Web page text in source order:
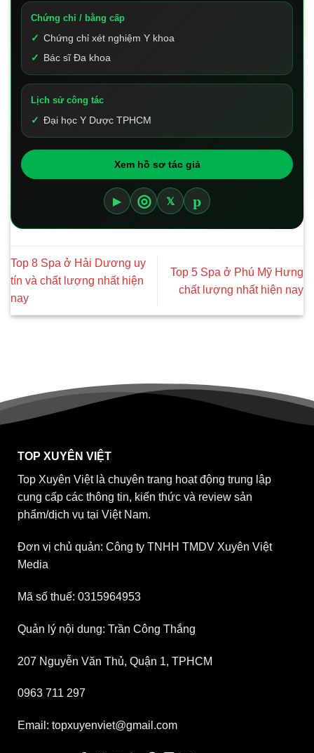
Chứng chỉ / bằng cấp
Chứng chỉ xét nghiệm Y khoa
Bác sĩ Đa khoa
Lịch sử công tác
Đại học Y Dược TPHCM
Xem hồ sơ tác giả
▶ ◎ 𝕏 p
Top 8 Spa ở Hải Dương uy
tín và chất lượng nhất hiện
nay
Top 5 Spa ở Phú Mỹ Hưng
chất lượng nhất hiện nay
TOP XUYÊN VIỆT
Top Xuyên Việt là chuyên trang hoạt động trung lập
cung cấp các thông tin, kiến thức và review sản
phẩm/dịch vụ tại Việt Nam.
Đơn vị chủ quản: Công ty TNHH TMDV Xuyên Việt
Media
Mã số thuế: 0315964953
Quản lý nội dung: Trần Công Thắng
207 Nguyễn Văn Thủ, Quận 1, TPHCM
0963 711 297
Email: topxuyenviet@gmail.com